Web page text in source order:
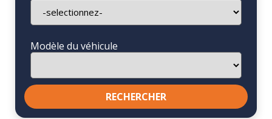
Modèle du véhicule